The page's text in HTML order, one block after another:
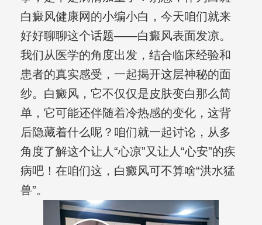
白癜风健康网的小编小白，今天咱们就来
好好聊聊这个话题——白癜风表面发凉。
我们从医学的角度出发，结合临床经验和
患者的真实感受，一起揭开这层神秘的面
纱。白癜风，它不仅仅是皮肤变白那么简
单，它可能还伴随着冷热感的变化，这背
后隐藏着什么呢？咱们就一起讨论，从多
角度了解这个让人“心凉”又让人“心安”的疾
病吧！在咱们这，白癜风可不算啥“洪水猛
兽”。